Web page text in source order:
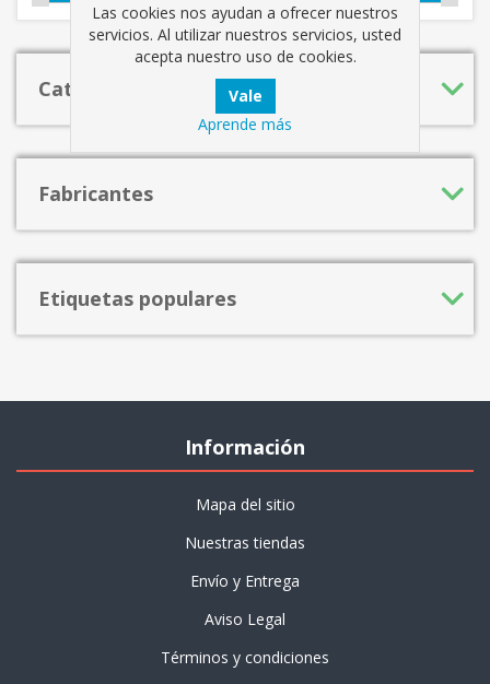
Categorías
Fabricantes
Etiquetas populares
Información
Mapa del sitio
Nuestras tiendas
Envío y Entrega
Aviso Legal
Términos y condiciones
Las cookies nos ayudan a ofrecer nuestros
servicios. Al utilizar nuestros servicios, usted
acepta nuestro uso de cookies.
Aprende más